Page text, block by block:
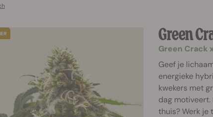
Green
Green Crack
Geef je
energieke
kwekers met
dag motiveert.
thuis? Werk je